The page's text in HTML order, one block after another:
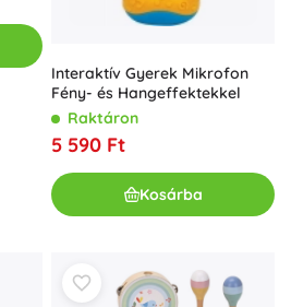
Interaktív Gyerek Mikrofon
Fény- és Hangeffektekkel
Raktáron
5 590 Ft
Kosárba